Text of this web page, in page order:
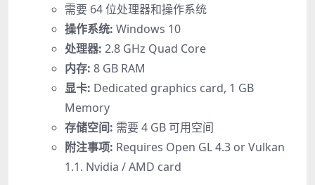
需要 64 位处理器和操作系统
操作系统: Windows 10
处理器: 2.8 GHz Quad Core
内存: 8 GB RAM
显卡: Dedicated graphics card, 1 GB
Memory
存储空间: 需要 4 GB 可用空间
附注事项: Requires Open GL 4.3 or Vulkan
1.1. Nvidia / AMD card